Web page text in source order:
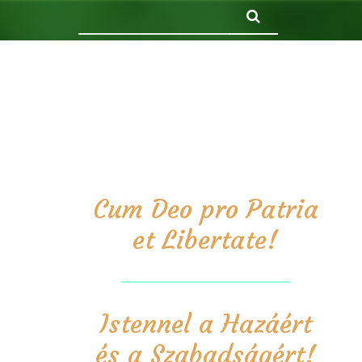
Cum Deo pro Patria
et Libertate!
Istennel a Hazáért
és a Szabadságért!